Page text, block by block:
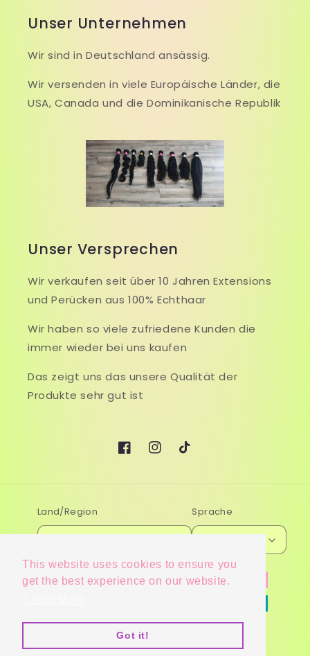
This website uses cookies to ensure you
get the best experience on our website.
Got it!
Unser Unternehmen
Wir sind in Deutschland ansässig.
Wir versenden in viele Europäische Länder, die
USA, Canada und die Dominikanische Republik
Unser Versprechen
Wir verkaufen seit über 10 Jahren Extensions
und Perücken aus 100% Echthaar
Wir haben so viele zufriedene Kunden die
immer wieder bei uns kaufen
Das zeigt uns das unsere Qualität der
Produkte sehr gut ist
FacebookInstagram
TikTok
Land/Region Sprache
Zahlungsmethoden
© 2026,Diosa Extensions Haarverlängerungen Powered by Shopify